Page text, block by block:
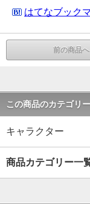
はてなブック
前の商品へ
この商品のカテゴリー
キャラクター
商品カテゴリー一